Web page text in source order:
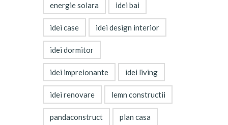
energie solara idei bai
idei case idei design interior
idei dormitor
idei impreionante idei living
idei renovare lemn constructii
pandaconstruct plan casa